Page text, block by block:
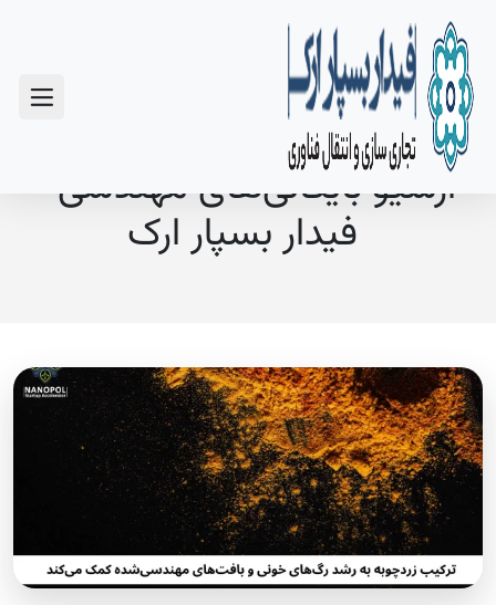
آرشیو بایگانی‌های مهندسی -
فیدار بسپار ارک